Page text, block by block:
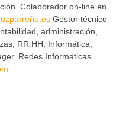
Colaborador on-line en
Gestor técnico
administración,
RR.HH, Informática,
Redes Informaticas.